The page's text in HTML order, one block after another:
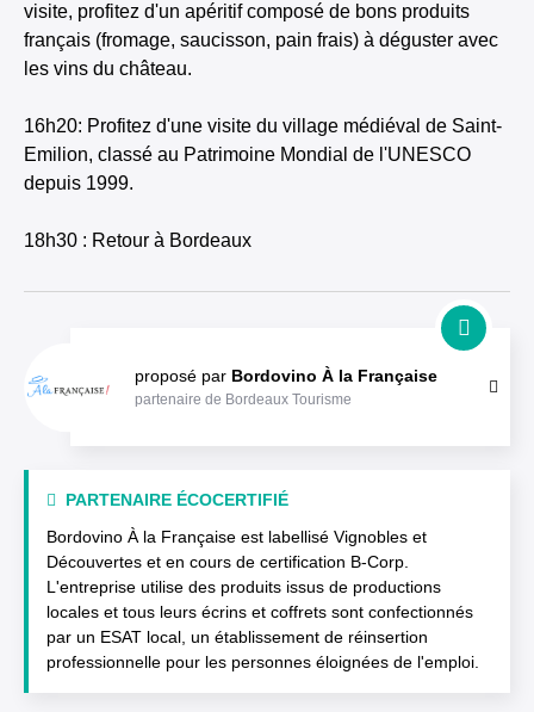
visite, profitez d'un apéritif composé de bons produits
français (fromage, saucisson, pain frais) à déguster avec
les vins du château.
16h20: Profitez d'une visite du village médiéval de Saint-
Emilion, classé au Patrimoine Mondial de l'UNESCO
depuis 1999.
18h30 : Retour à Bordeaux
proposé par Bordovino À la Française
partenaire de Bordeaux Tourisme
PARTENAIRE ÉCOCERTIFIÉ
Bordovino À la Française est labellisé Vignobles et
Découvertes et en cours de certification B-Corp.
L'entreprise utilise des produits issus de productions
locales et tous leurs écrins et coffrets sont confectionnés
par un ESAT local, un établissement de réinsertion
professionnelle pour les personnes éloignées de l'emploi.